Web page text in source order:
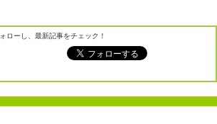
ローし、最新記事をチェック！